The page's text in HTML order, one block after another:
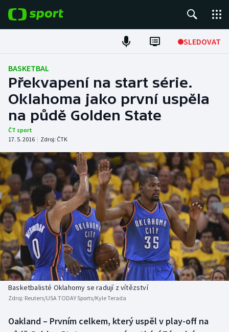
SLEDOVAT
Fotbal
Hokej
Tenis
Atletika
Cyklistika
DALŠÍ SPORTY
Americký fotbal
Baseball a softbal
Basketbal
Biatlon
NEPŘEHLÉDNĚTE
Soutěže
Historické návraty
Aplikace ČT sport
BASKETBAL
Překvapení na start série.
Oklahoma jako první uspěla
na půdě Golden State
ČT sport
17. 5. 2016 | Zdroj: ČTK
Basketbalisté Oklahomy se radují z vítězství
Zdroj: Reuters/USA TODAY Sports/Kyle Terada
Oakland – Prvním celkem, který uspěl v play-off na